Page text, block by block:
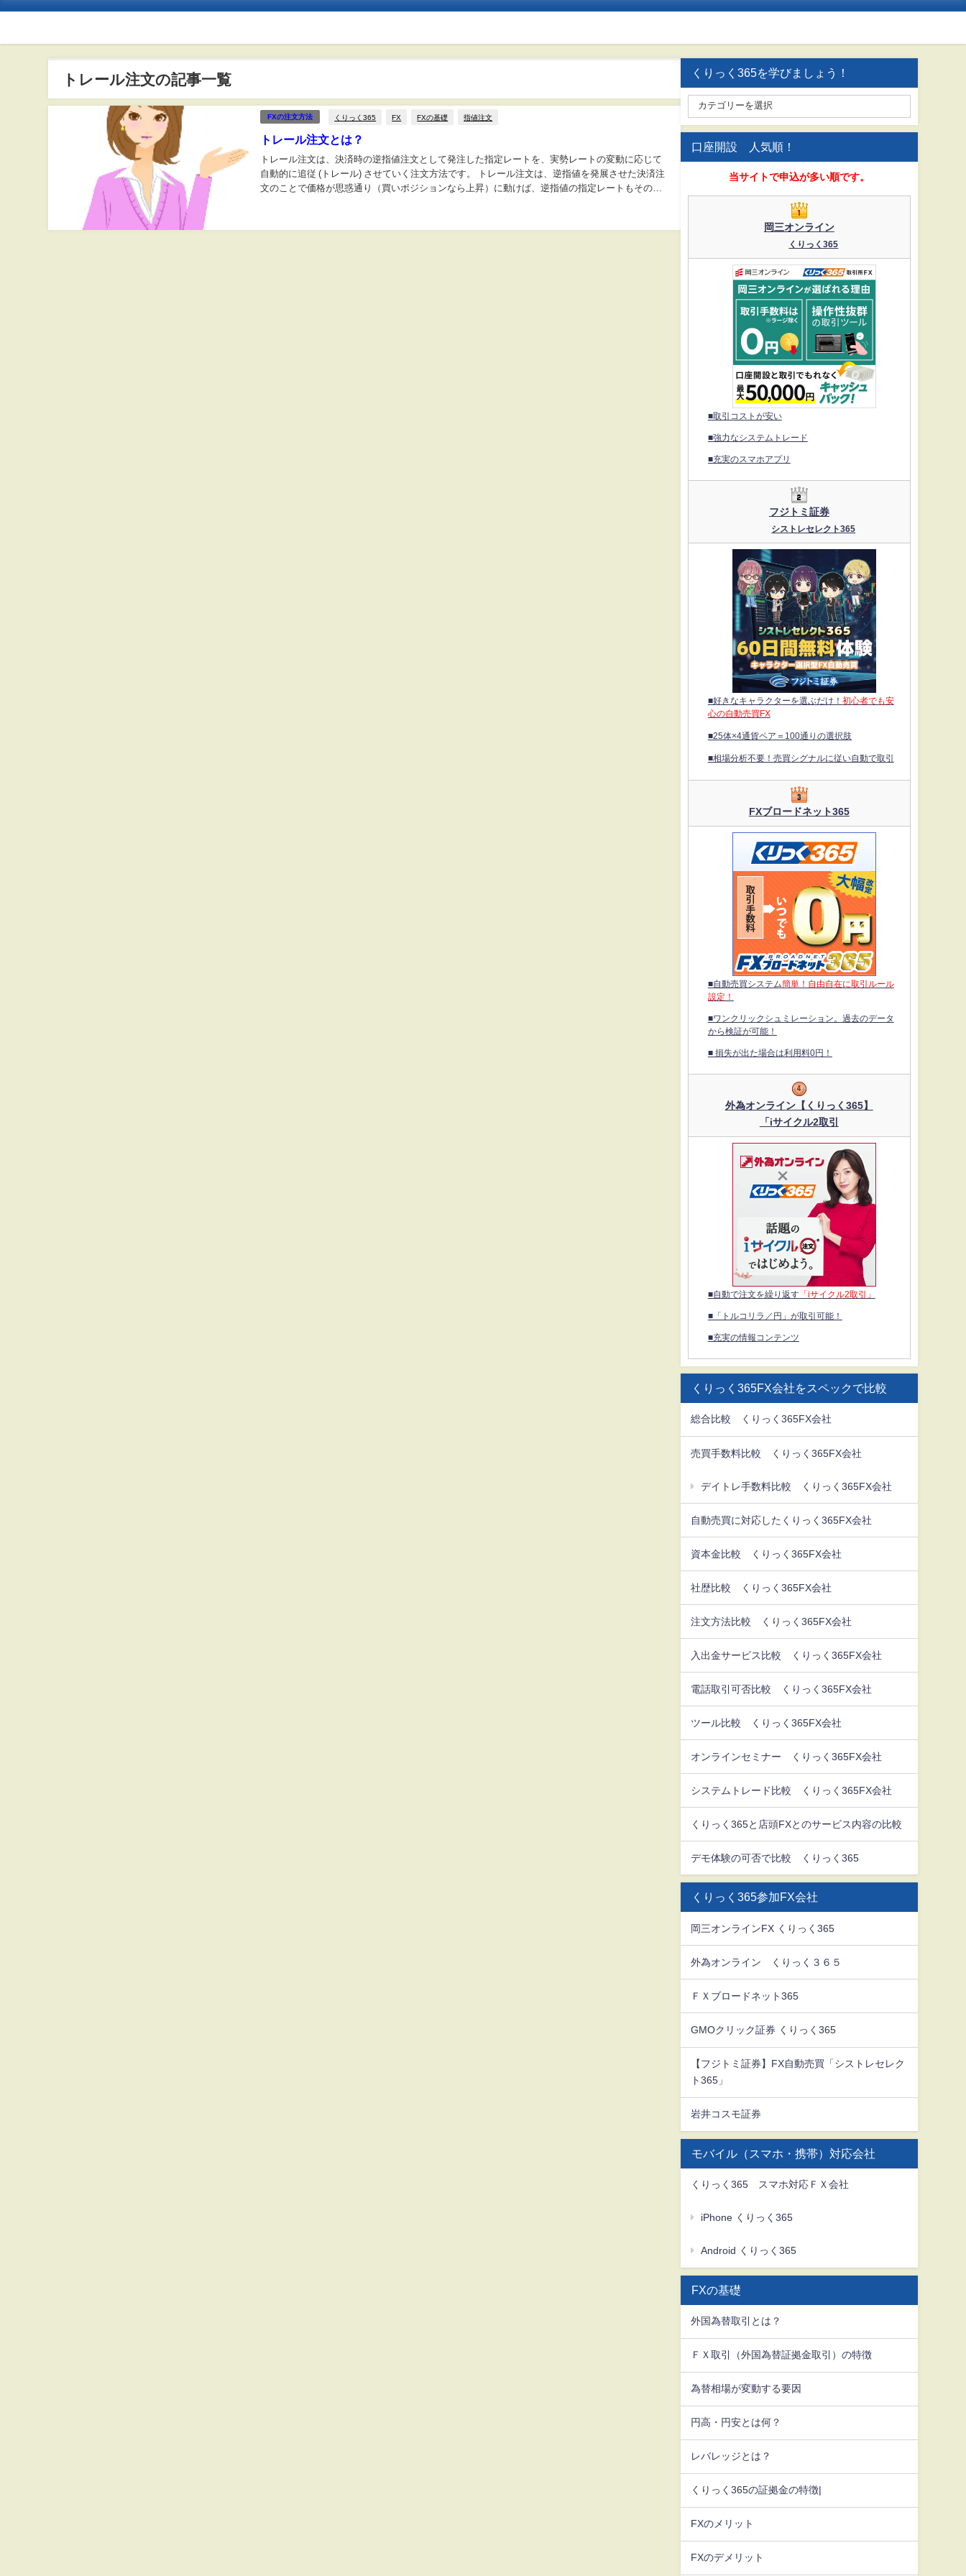
トレール注文の記事一覧
FXの注文方法 くりっく365 FX FXの基礎 指値注文
トレール注文とは？
トレール注文は、決済時の逆指値注文として発注した指定レートを、実勢レートの変動に応じて
自動的に追従 (トレール) させていく注文方法です。 トレール注文は、逆指値を発展させた決済注
文のことで価格が思惑通り（買いポジションなら上昇）に動けば、逆指値の指定レートもその方
くりっく365を学びましょう！
口座開設 人気順！
当サイトで申込が多い順です。
岡三オンライン
くりっく365
■取引コストが安い
■強力なシステムトレード
■充実のスマホアプリ
フジトミ証券
シストレセレクト365
■好きなキャラクターを選ぶだけ！ 初心者でも安
心の自動売買FX
■25体×4通貨ペア＝100通りの選択肢
■相場分析不要！売買シグナルに従い自動で取引
FXブロードネット365
■自動売買システム簡単！自由自在に取引ルール
設定！
■ワンクリックシュミレーション。過去のデータ
から検証が可能！
■ 損失が出た場合は利用料0円！
外為オンライン【くりっく365】
「iサイクル2取引
■自動で注文を繰り返す「iサイクル2取引」
■「トルコリラ／円」が取引可能！
■充実の情報コンテンツ
くりっく365FX会社をスペックで比較
総合比較 くりっく365FX会社
売買手数料比較 くりっく365FX会社
デイトレ手数料比較 くりっく365FX会社
自動売買に対応したくりっく365FX会社
資本金比較 くりっく365FX会社
社歴比較 くりっく365FX会社
注文方法比較 くりっく365FX会社
入出金サービス比較 くりっく365FX会社
電話取引可否比較 くりっく365FX会社
ツール比較 くりっく365FX会社
オンラインセミナー くりっく365FX会社
システムトレード比較 くりっく365FX会社
くりっく365と店頭FXとのサービス内容の比較
デモ体験の可否で比較 くりっく365
くりっく365参加FX会社
岡三オンラインFX くりっく365
外為オンライン くりっく３６５
ＦＸブロードネット365
GMOクリック証券 くりっく365
【フジトミ証券】FX自動売買「シストレセレク
ト365」
岩井コスモ証券
モバイル（スマホ・携帯）対応会社
くりっく365 スマホ対応ＦＸ会社
iPhone くりっく365
Android くりっく365
FXの基礎
外国為替取引とは？
ＦＸ取引（外国為替証拠金取引）の特徴
為替相場が変動する要因
円高・円安とは何？
レバレッジとは？
くりっく365の証拠金の特徴|
FXのメリット
FXのデメリット